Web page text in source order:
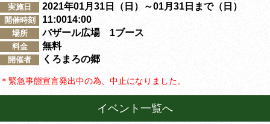
実施日 2021年01月31日（日）～01月31日まで（日）
開催時刻 11:0014:00
場所 バザール広場 1ブース
料金 無料
開催者 くろまろの郷
＊緊急事態宣言発出中の為、中止になりました。
イベント一覧へ